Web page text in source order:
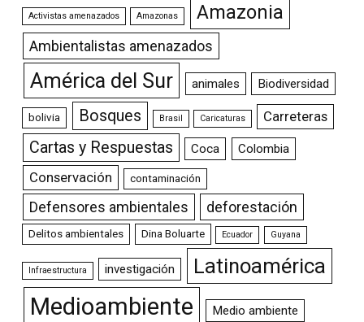
Activistas amenazados Amazonas Amazonia
Ambientalistas amenazados
América del Sur animales Biodiversidad
bolivia Bosques Brasil Caricaturas Carreteras
Cartas y Respuestas Coca Colombia
Conservación contaminación
Defensores ambientales deforestación
Delitos ambientales Dina Boluarte Ecuador Guyana
Infraestructura investigación Latinoamérica
Medioambiente Medio ambiente